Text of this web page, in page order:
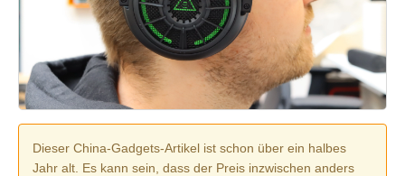
Dieser China-Gadgets-Artikel ist schon über ein halbes
Jahr alt. Es kann sein, dass der Preis inzwischen anders